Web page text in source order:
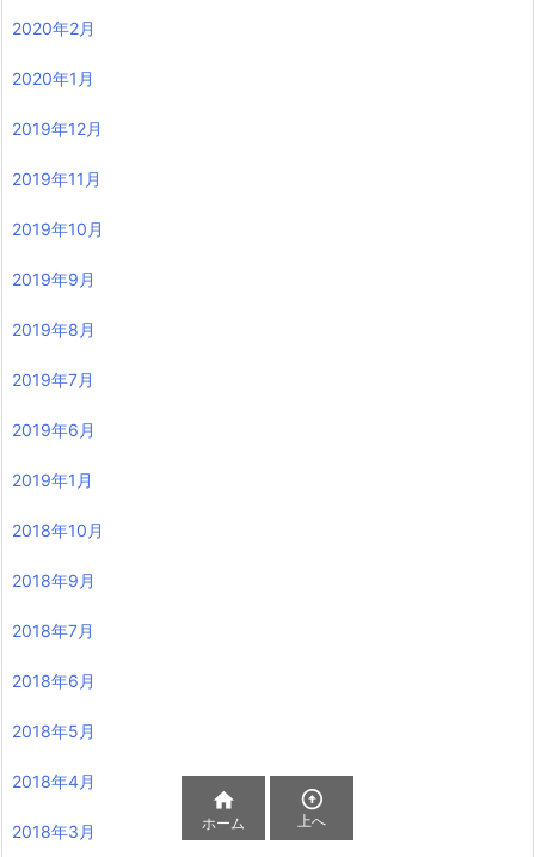
2020年2月
2020年1月
2019年12月
2019年11月
2019年10月
2019年9月
2019年8月
2019年7月
2019年6月
2019年1月
2018年10月
2018年9月
2018年7月
2018年6月
2018年5月
2018年4月
2018年3月

ホーム

上へ